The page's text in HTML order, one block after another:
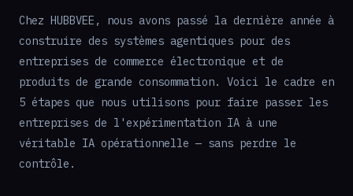
Chez HUBBVEE, nous avons passé la dernière année à
construire des systèmes agentiques pour des
entreprises de commerce électronique et de
produits de grande consommation. Voici le cadre en
5 étapes que nous utilisons pour faire passer les
entreprises de l'expérimentation IA à une
véritable IA opérationnelle — sans perdre le
contrôle.